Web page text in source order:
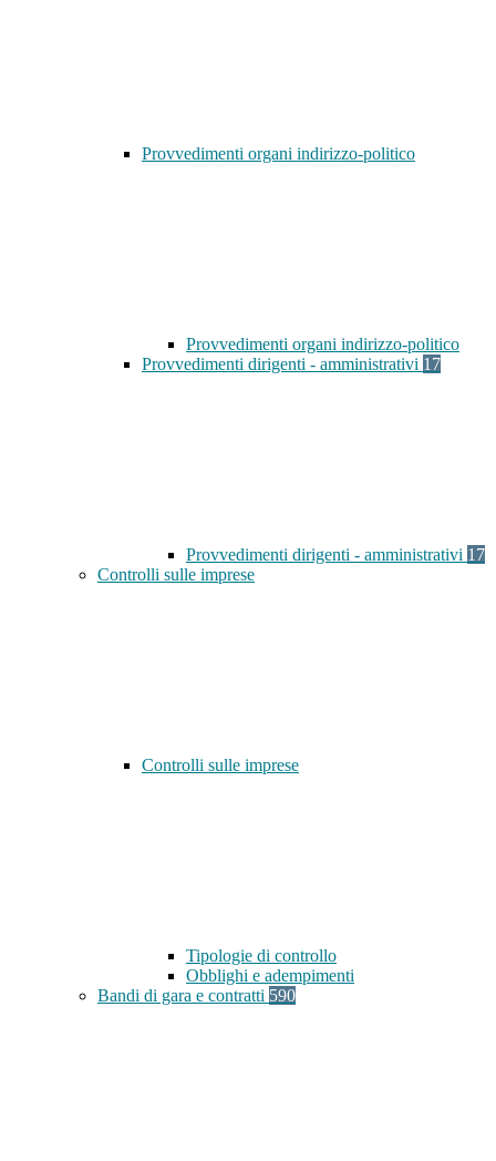
Provvedimenti organi indirizzo-politico
Provvedimenti organi indirizzo-politico
Provvedimenti dirigenti - amministrativi 17
Provvedimenti dirigenti - amministrativi 17
Controlli sulle imprese
Controlli sulle imprese
Tipologie di controllo
Obblighi e adempimenti
Bandi di gara e contratti 590